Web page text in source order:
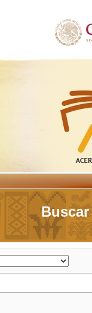
Buscar